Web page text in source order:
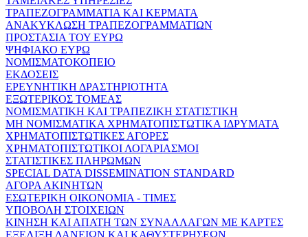
ΤΡΑΠΕΖΟΓΡΑΜΜΑΤΙΑ ΚΑΙ ΚΕΡΜΑΤΑ
ΑΝΑΚΥΚΛΩΣΗ ΤΡΑΠΕΖΟΓΡΑΜΜΑΤΙΩΝ
ΠΡΟΣΤΑΣΙΑ ΤΟΥ ΕΥΡΩ
ΨΗΦΙΑΚΟ ΕΥΡΩ
ΝΟΜΙΣΜΑΤΟΚΟΠΕΙΟ
ΕΚΔΟΣΕΙΣ
ΕΡΕΥΝΗΤΙΚΗ ΔΡΑΣΤΗΡΙΟΤΗΤΑ
ΕΞΩΤΕΡΙΚΟΣ ΤΟΜΕΑΣ
ΝΟΜΙΣΜΑΤΙΚΗ ΚΑΙ ΤΡΑΠΕΖΙΚΗ ΣΤΑΤΙΣΤΙΚΗ
ΜΗ ΝΟΜΙΣΜΑΤΙΚΑ ΧΡΗΜΑΤΟΠΙΣΤΩΤΙΚΑ ΙΔΡΥΜΑΤΑ
ΧΡΗΜΑΤΟΠΙΣΤΩΤΙΚΕΣ ΑΓΟΡΕΣ
ΧΡΗΜΑΤΟΠΙΣΤΩΤΙΚΟΙ ΛΟΓΑΡΙΑΣΜΟΙ
ΣΤΑΤΙΣΤΙΚΕΣ ΠΛΗΡΩΜΩΝ
SPECIAL DATA DISSEMINATION STANDARD
ΑΓΟΡΑ ΑΚΙΝΗΤΩΝ
ΕΣΩΤΕΡΙΚΗ ΟΙΚΟΝΟΜΙΑ - ΤΙΜΕΣ
ΥΠΟΒΟΛΗ ΣΤΟΙΧΕΙΩΝ
ΚΙΝΗΣΗ ΚΑΙ ΑΠΑΤΗ ΤΩΝ ΣΥΝΑΛΛΑΓΩΝ ΜΕ ΚΑΡΤΕΣ
ΕΞΕΛΙΞΗ ΔΑΝΕΙΩΝ ΚΑΙ ΚΑΘΥΣΤΕΡΗΣΕΩΝ